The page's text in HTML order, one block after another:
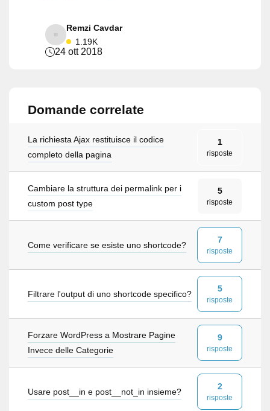
Remzi Cavdar
1.19K
24 ott 2018
Domande correlate
La richiesta Ajax restituisce il codice
completo della pagina
1
risposte
Cambiare la struttura dei permalink per i
custom post type
5
risposte
Come verificare se esiste uno shortcode?
7
risposte
Filtrare l'output di uno shortcode specifico?
5
risposte
Forzare WordPress a Mostrare Pagine
Invece delle Categorie
9
risposte
Usare post__in e post__not_in insieme?
2
risposte